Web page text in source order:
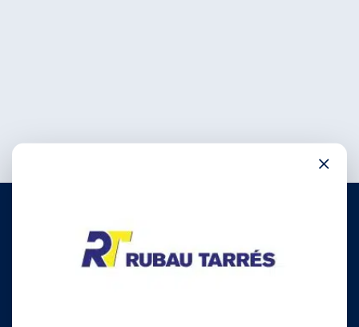
972 780 030
×